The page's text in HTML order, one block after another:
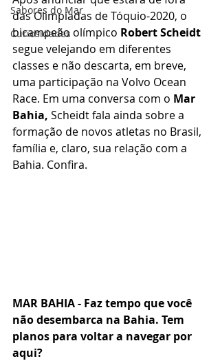
Sabores do Mar
Curiosidades
das Olimpíadas de Tóquio-2020, o
bicampeão olímpico Robert Scheidt
segue velejando em diferentes
classes e não descarta, em breve,
uma participação na Volvo Ocean
Race. Em uma conversa com o Mar
Bahia, Scheidt fala ainda sobre a
formação de novos atletas no Brasil,
família e, claro, sua relação com a
Bahia. Confira.
MAR BAHIA - Faz tempo que você
não desembarca na Bahia. Tem
planos para voltar a navegar por
aqui?